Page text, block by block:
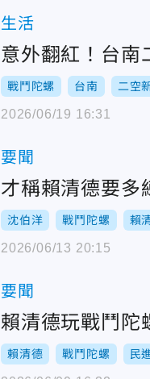
生活
意外翻紅！台
戰鬥陀螺 台南 二空
2026/06/19 16:31
要聞
才稱賴清德要多
沈伯洋 戰鬥陀螺 賴
2026/06/13 20:15
要聞
賴清德玩戰鬥陀
賴清德 戰鬥陀螺 民